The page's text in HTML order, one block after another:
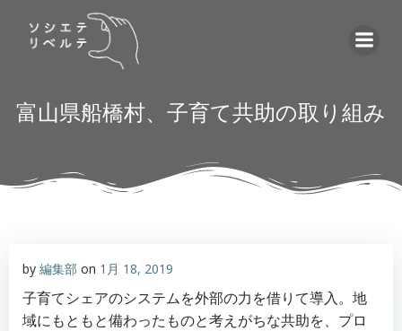
へ
キ
ッ
富山県船橋村、子育て共助の取り組み
by 編集部 on 1月 18, 2019
子育てシェアのシステムを外部の力を借りて導入。地
域にもともと備わったものと考えがちな共助を、プロ